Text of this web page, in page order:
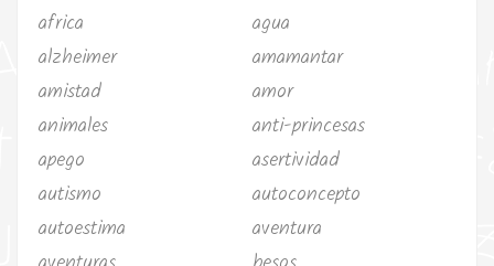
africa
agua
alzheimer
amamantar
amistad
amor
animales
anti-princesas
apego
asertividad
autismo
autoconcepto
autoestima
aventura